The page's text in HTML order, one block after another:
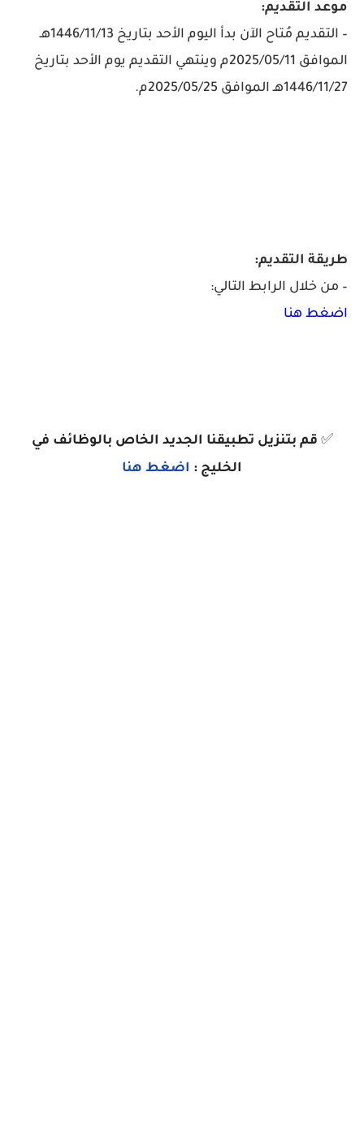
موعد التقديم:
– التقديم مُتاح الآن بدأ اليوم الأحد بتاريخ 1446/11/13هـ
الموافق 2025/05/11م وينتهي التقديم يوم الأحد بتاريخ
1446/11/27هـ الموافق 2025/05/25م.
طريقة التقديم:
– من خلال الرابط التالي:
اضغط هنا
✅ قم بتنزيل تطبيقنا الجديد الخاص بالوظائف في
الخليج : اضغط هنا